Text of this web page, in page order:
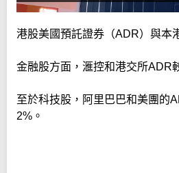
港股美國預託證券（ADR）與本
金融股方面，滙控和港交所ADR
至於科技股，阿里巴巴和美團的
2%。